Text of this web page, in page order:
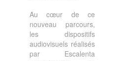
Au cœur de ce
nouveau parcours,
les dispositifs
audiovisuels réalisés
par Escalenta